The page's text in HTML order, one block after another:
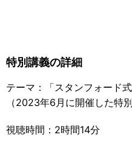
特別講義の詳細
テーマ：「スタンフォード
（2023年6月に開催した特
視聴時間：2時間14分